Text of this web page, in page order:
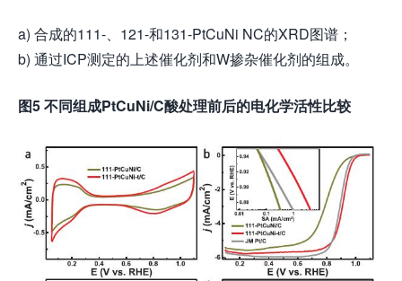
a) 合成的111-、121-和131-PtCuNi NC的XRD图谱；
b) 通过ICP测定的上述催化剂和W掺杂催化剂的组成。
图5 不同组成PtCuNi/C酸处理前后的电化学活性比较